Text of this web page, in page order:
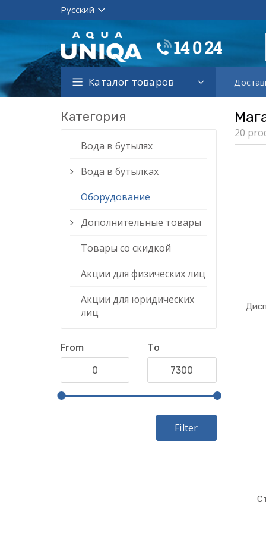
Каталог товаров
Категория
Вода в бутылях
Вода в бутылках
Оборудование
Дополнительные товары
Товары со скидкой
Акции для физических лиц
Акции для юридических
лиц
From To
Filter
20